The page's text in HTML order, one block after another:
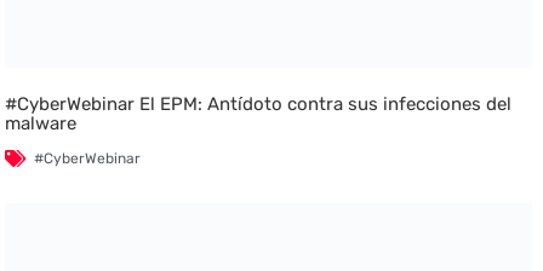
#CyberWebinar El EPM: Antídoto contra sus infecciones del
malware
#CyberWebinar